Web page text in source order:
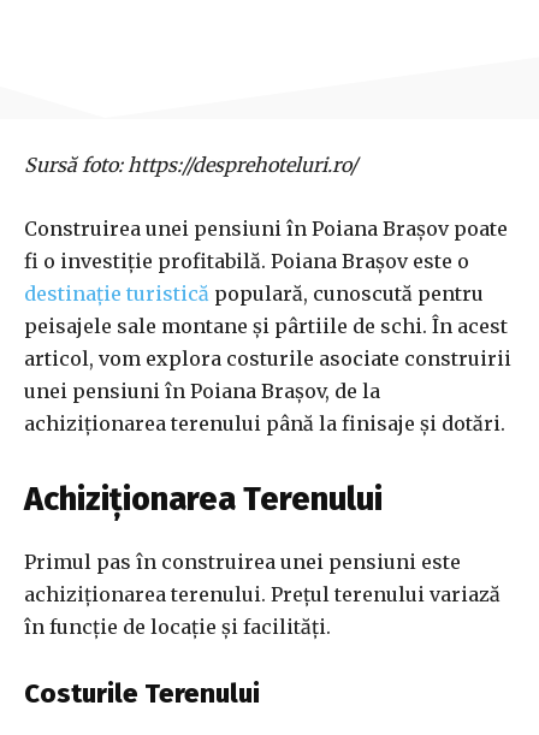
Sursă foto: https://desprehoteluri.ro/
Construirea unei pensiuni în Poiana Brașov poate
fi o investiție profitabilă. Poiana Brașov este o
destinație turistică populară, cunoscută pentru
peisajele sale montane și pârtiile de schi. În acest
articol, vom explora costurile asociate construirii
unei pensiuni în Poiana Brașov, de la
achiziționarea terenului până la finisaje și dotări.
Achiziționarea Terenului
Primul pas în construirea unei pensiuni este
achiziționarea terenului. Prețul terenului variază
în funcție de locație și facilități.
Costurile Terenului